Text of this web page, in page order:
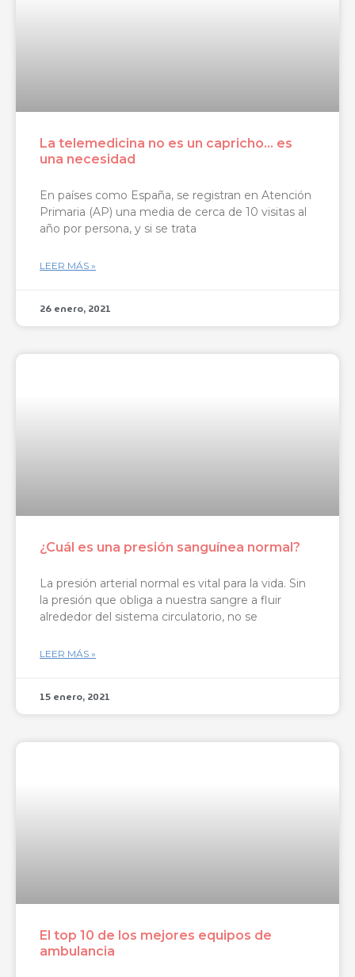
La telemedicina no es un capricho… es
una necesidad
En países como España, se registran en Atención
Primaria (AP) una media de cerca de 10 visitas al
año por persona, y si se trata
LEER MÁS »
26 enero, 2021
¿Cuál es una presión sanguínea normal?
La presión arterial normal es vital para la vida. Sin
la presión que obliga a nuestra sangre a fluir
alrededor del sistema circulatorio, no se
LEER MÁS »
15 enero, 2021
El top 10 de los mejores equipos de
ambulancia